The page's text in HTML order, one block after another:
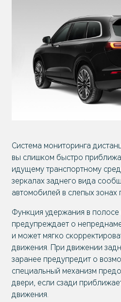
Система мониторинга
вы слишком быстро
идущему транспортному
зеркалах заднего вида
автомобилей в слепых зонах
Функция удержания в полосе
предупреждает о
и может мягко
движения. При движении
заранее предупредит о
специальный механизм
двери, если сзади
движения.